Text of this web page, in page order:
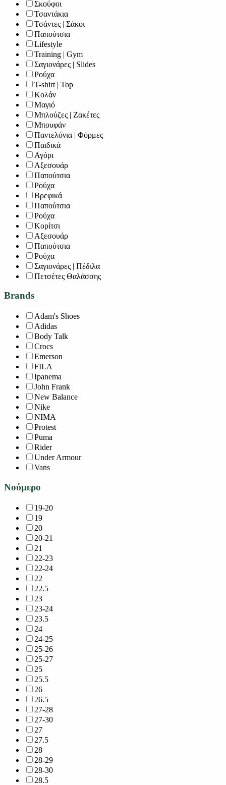
Σκούφοι
Τσαντάκια
Τσάντες | Σάκοι
Παπούτσια
Lifestyle
Training | Gym
Σαγιονάρες | Slides
Ρούχα
T-shirt | Top
Κολάν
Μαγιό
Μπλούζες | Ζακέτες
Μπουφάν
Παντελόνια | Φόρμες
Παιδικά
Αγόρι
Αξεσουάρ
Παπούτσια
Ρούχα
Βρεφικά
Παπούτσια
Ρούχα
Κορίτσι
Αξεσουάρ
Παπούτσια
Ρούχα
Σαγιονάρες | Πέδιλα
Πετσέτες Θαλάσσης
Brands
Adam's Shoes
Adidas
Body Talk
Crocs
Emerson
FILA
Ipanema
John Frank
New Balance
Nike
NIMA
Protest
Puma
Rider
Under Armour
Vans
Νούμερο
19-20
19
20
20-21
21
22-23
22-24
22
22.5
23
23-24
23.5
24
24-25
25-26
25-27
25
25.5
26
26.5
27-28
27-30
27
27.5
28
28-29
28-30
28.5